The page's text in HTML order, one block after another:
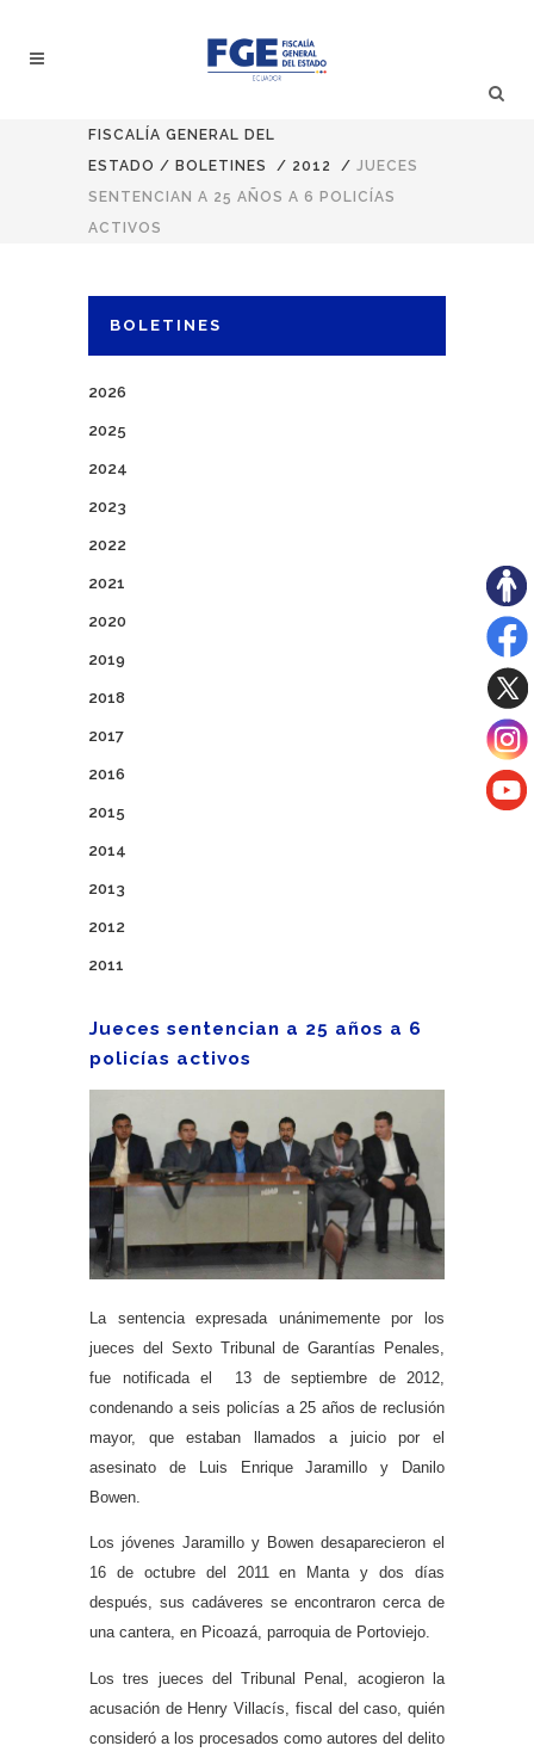
FISCALÍA GENERAL DEL
ESTADO / BOLETINES / 2012 / JUECES
SENTENCIAN A 25 AÑOS A 6 POLICÍAS
ACTIVOS
BOLETINES
2026
2025
2024
2023
2022
2021
2020
2019
2018
2017
2016
2015
2014
2013
2012
2011
Jueces sentencian a 25 años a 6
policías activos
La sentencia expresada unánimemente por los
jueces del Sexto Tribunal de Garantías Penales,
fue notificada el 13 de septiembre de 2012,
condenando a seis policías a 25 años de reclusión
mayor, que estaban llamados a juicio por el
asesinato de Luis Enrique Jaramillo y Danilo
Bowen.
Los jóvenes Jaramillo y Bowen desaparecieron el
16 de octubre del 2011 en Manta y dos días
después, sus cadáveres se encontraron cerca de
una cantera, en Picoazá, parroquia de Portoviejo.
Los tres jueces del Tribunal Penal, acogieron la
acusación de Henry Villacís, fiscal del caso, quién
consideró a los procesados como autores del delito